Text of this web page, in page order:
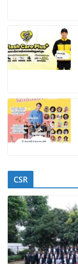
CSR